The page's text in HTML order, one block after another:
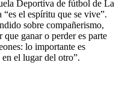
Deportiva de fútbol de La
el espíritu que se vive”.
sobre compañerismo,
que ganar o perder es parte
lo importante es
el lugar del otro”.